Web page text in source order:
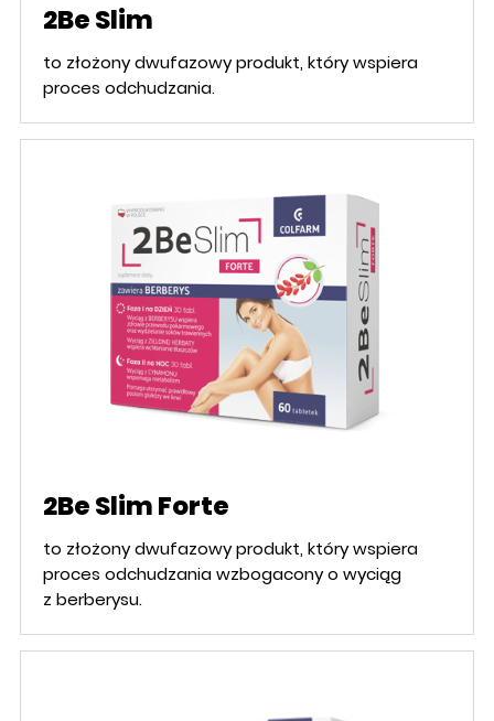
2Be Slim
to złożony dwufazowy produkt, który wspiera
proces odchudzania.
2Be Slim Forte
to złożony dwufazowy produkt, który wspiera
proces odchudzania wzbogacony o wyciąg
z berberysu.